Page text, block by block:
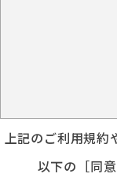
上記のご利用規約
以下の［同